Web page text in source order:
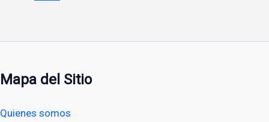
Mapa del Sitio
Quienes somos